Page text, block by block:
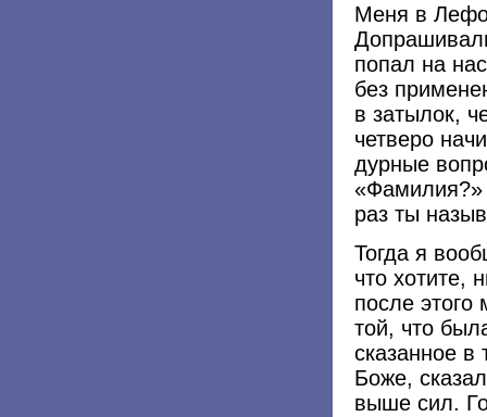
Меня в
попал на
без
в затылок,
четверо
дурные
«Фамилия?»
раз ты
Тогда я
что хотите,
после этого
той, что
сказанное в
Боже,
выше сил.